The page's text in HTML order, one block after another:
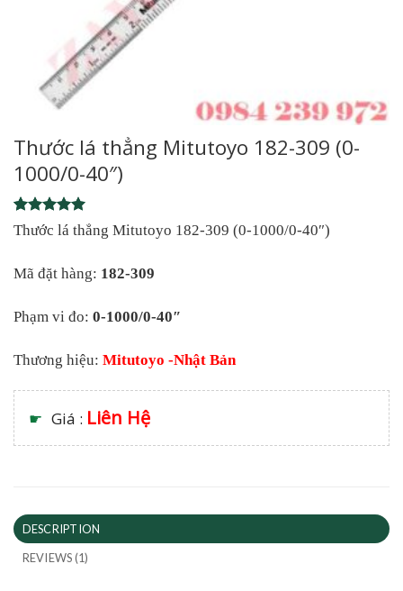
Thước lá thẳng Mitutoyo 182-309 (0-
1000/0-40″)
Rated 5
out of 5
1
customer
rating
Thước lá thẳng Mitutoyo 182-309 (0-1000/0-40″)
Mã đặt hàng: 182-309
Phạm vi đo: 0-1000/0-40″
Thương hiệu: Mitutoyo -Nhật Bản
☛ Giá : Liên Hệ
DESCRIPTION
REVIEWS (1)